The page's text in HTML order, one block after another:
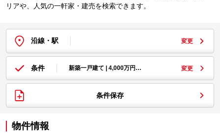
リアや、人気の一軒家・建売を検索できます。
沿線・駅 変更
条件 新築一戸建て | 4,000万円… 変更
条件保存
物件情報